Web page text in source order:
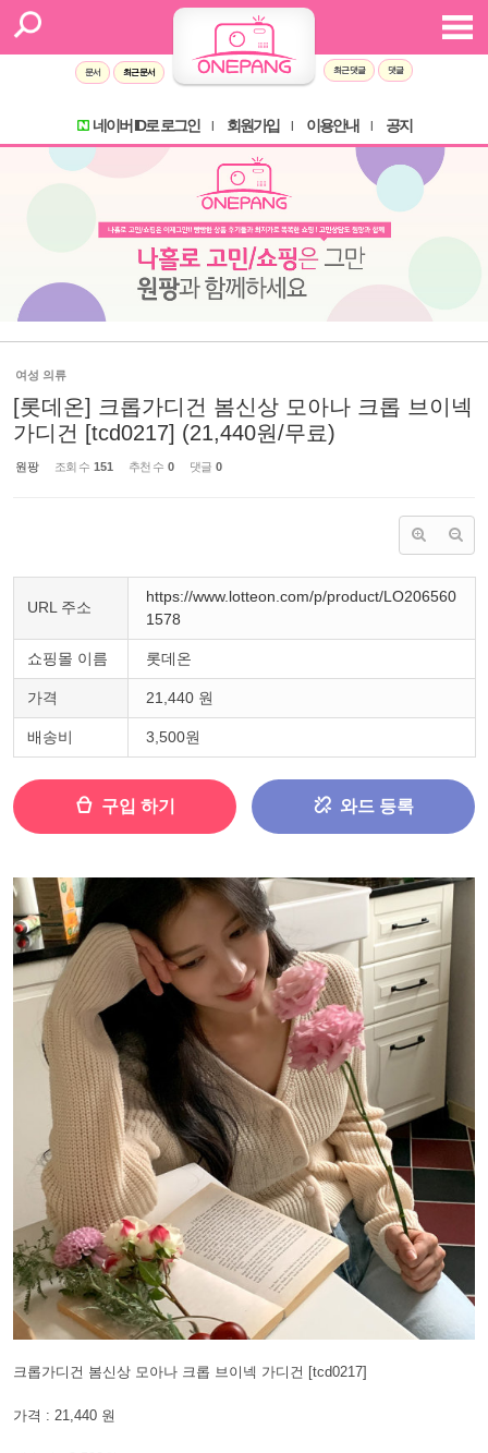
문서 최근 문서 최근 댓글 댓글
네이버 ID로 로그인 회원가입 이용안내 공지
여성 의류
[롯데온] 크롭가디건 봄신상 모아나 크롭 브이넥
가디건 [tcd0217] (21,440원/무료)
원팡 조회 수 151 추천 수 0 댓글 0
URL 주소
https://www.lotteon.com/p/product/LO206560
1578
쇼핑몰 이름 롯데온
가격 21,440 원
배송비 3,500원
구입 하기 와드 등록
크롭가디건 봄신상 모아나 크롭 브이넥 가디건 [tcd0217]
가격 : 21,440 원